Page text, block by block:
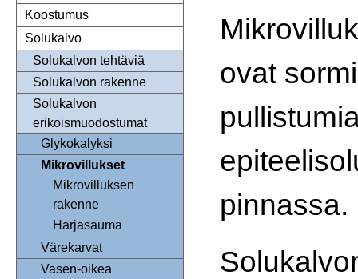
Koostumus
Solukalvo
Solukalvon tehtäviä
Solukalvon rakenne
Solukalvon
erikoismuodostumat
Glykokalyksi
Mikrovillukset
Mikrovilluksen
rakenne
Harjasauma
Värekarvat
Vasen-oikea
ovat
pinnassa.